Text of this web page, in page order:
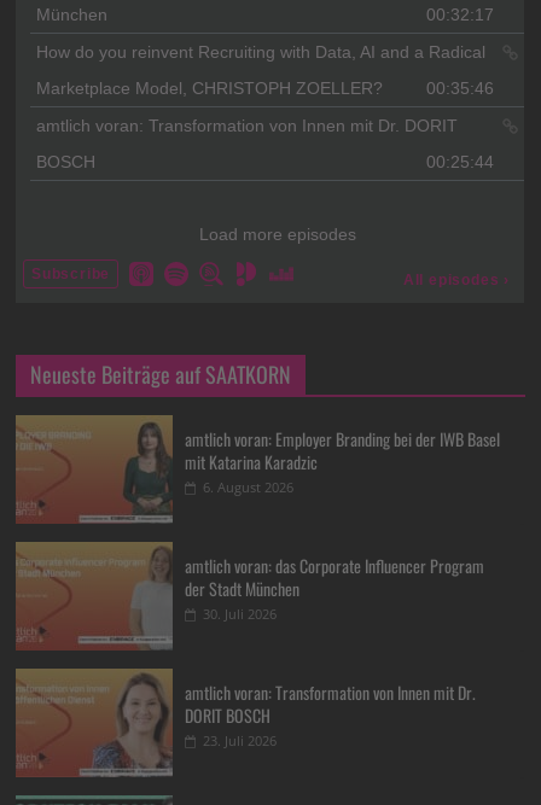
Neueste Beiträge auf SAATKORN
amtlich voran: Employer Branding bei der IWB Basel
mit Katarina Karadzic
6. August 2026
amtlich voran: das Corporate Influencer Program
der Stadt München
30. Juli 2026
amtlich voran: Transformation von Innen mit Dr.
DORIT BOSCH
23. Juli 2026